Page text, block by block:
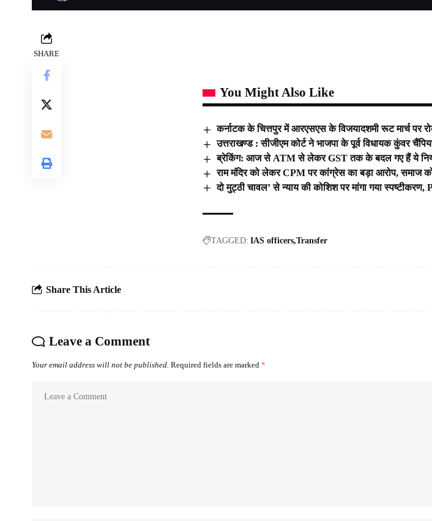
SHARE
You Might Also Like
कर्नाटक के चित्तपुर में आरएसएस के विजयादशमी रूट मार्च पर
उत्तराखण्ड : सीजीएम कोर्ट ने भाजपा के पूर्व विधायक कुंवर
ब्रेकिंग: आज से ATM से लेकर GST तक के बदल गए हैं ये
राम मंदिर को लेकर CPM पर कांग्रेस का बड़ा आरोप, समाज
दो मुट्ठी चावल’ से न्याय की कोशिश पर मांगा गया स्पष्टीकरण,
TAGGED: IAS officers Transfer
Share This Article
Leave a Comment
Your email address will not be published. Required fields are marked *